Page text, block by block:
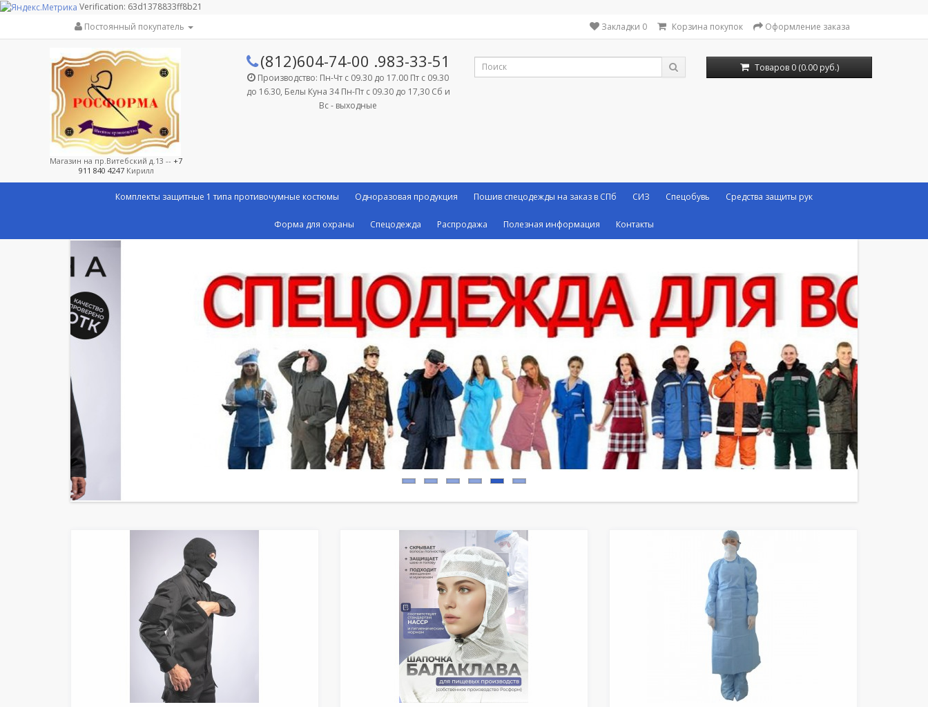
Verification: 63d1378833ff8b21
Постоянный покупатель
Закладки 0 Корзина покупок Оформление заказа
Магазин на пр.Витебский д.13 -- +7
911 840 4247Кирилл
(812)604-74-00 .983-33-51
Производство: Пн-Чт с 09.30 до 17.00 Пт с 09.30
до 16.30, Белы Куна 34 Пн-Пт с 09.30 до 17,30 Сб и
Вс - выходные
Товаров 0 (0.00 руб.)
Комплекты защитные 1 типа противочумные костюмы Одноразовая продукция Пошив спецодежды на заказ в СПб СИЗ Спецобувь Средства защиты рук
Форма для охраны Спецодежда Распродажа Полезная информация Контакты